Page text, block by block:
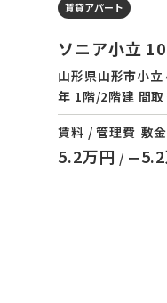
賃貸アパート
ソニア小立
山形県山形市小
年 1階/2階建 間
賃料 / 管理費
5.2万円 / ー
敷